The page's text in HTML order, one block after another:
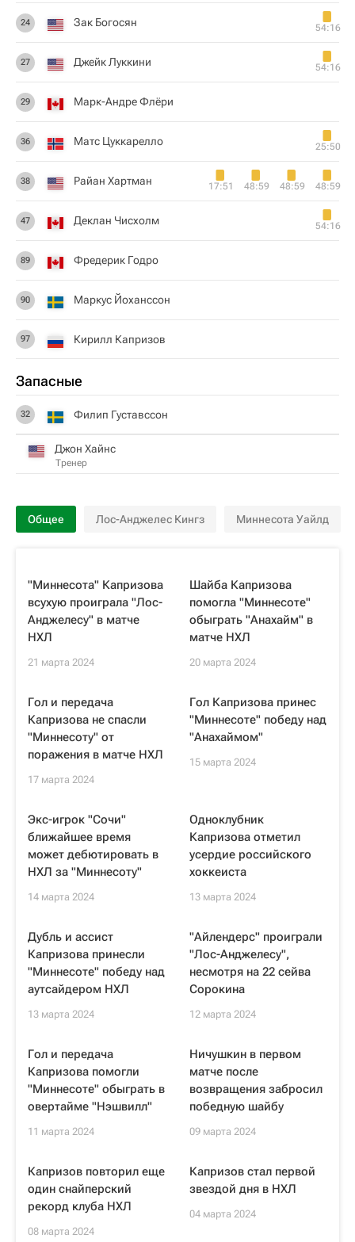
24 Зак Богосян 54:16
27 Джейк Луккини 54:16
29 Марк-Андре Флёри
36 Матс Цуккарелло 25:50
38 Райан Хартман 17:51 48:59 48:59 48:59
47 Деклан Чисхолм 54:16
89 Фредерик Годро
90 Маркус Йоханссон
97 Кирилл Капризов
Запасные
32 Филип Густавссон
Джон Хайнс
Тренер
Общее Лос-Анджелес Кингз Миннесота Уайлд
"Миннесота" Капризова
всухую проиграла "Лос-
Анджелесу" в матче
НХЛ
21 марта 2024
Шайба Капризова
помогла "Миннесоте"
обыграть "Анахайм" в
матче НХЛ
20 марта 2024
Гол и передача
Капризова не спасли
"Миннесоту" от
поражения в матче НХЛ
17 марта 2024
Гол Капризова принес
"Миннесоте" победу над
"Анахаймом"
15 марта 2024
Экс-игрок "Сочи"
ближайшее время
может дебютировать в
НХЛ за "Миннесоту"
14 марта 2024
Одноклубник
Капризова отметил
усердие российского
хоккеиста
13 марта 2024
Дубль и ассист
Капризова принесли
"Миннесоте" победу над
аутсайдером НХЛ
13 марта 2024
"Айлендерс" проиграли
"Лос-Анджелесу",
несмотря на 22 сейва
Сорокина
12 марта 2024
Гол и передача
Капризова помогли
"Миннесоте" обыграть в
овертайме "Нэшвилл"
11 марта 2024
Ничушкин в первом
матче после
возвращения забросил
победную шайбу
09 марта 2024
Капризов повторил еще
один снайперский
рекорд клуба НХЛ
08 марта 2024
Капризов стал первой
звездой дня в НХЛ
04 марта 2024